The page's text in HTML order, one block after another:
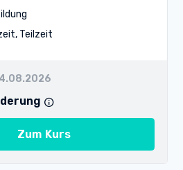
Teilzeit
Zum Kurs